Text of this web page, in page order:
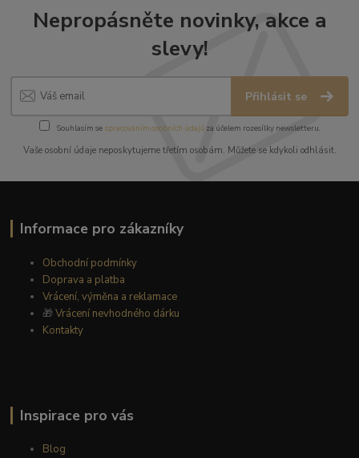
Nepropásněte novinky, akce a
slevy!
Přihlásit se
Souhlasím se zpracováním osobních údajůza účelem rozesílky newsletteru.
Vaše osobní údaje neposkytujeme třetím osobám. Můžete se kdykoli odhlásit.
Informace pro zákazníky
Obchodní podmínky
Doprava a platba
Vrácení, výměna a reklamace
🎁Vrácení nevhodného dárku
Kontakty
Inspirace pro vás
Blog